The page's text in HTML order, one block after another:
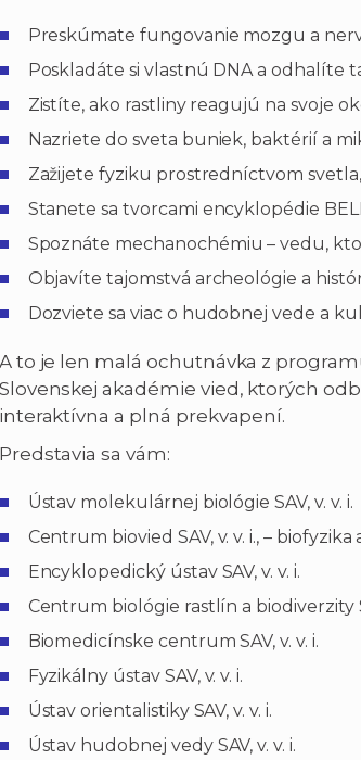
Preskúmate fungovanie mozgu a
Poskladáte si vlastnú DNA a odhalíte
Zistíte, ako rastliny reagujú na svoje
Nazriete do sveta buniek, baktérií a
Zažijete fyziku prostredníctvom
Stanete sa tvorcami encyklopédie
Spoznáte mechanochémiu – vedu,
Objavíte tajomstvá archeológie a
Dozviete sa viac o hudobnej vede a
A to je len malá ochutnávka z
Slovenskej akadémie vied, ktorých
interaktívna a plná prekvapení.
Predstavia sa vám:
Ústav molekulárnej biológie SAV, v. v. i.
Centrum biovied SAV, v. v. i., –
Encyklopedický ústav SAV, v. v. i.
Centrum biológie rastlín a biodiverzity
Biomedicínske centrum SAV, v. v. i.
Fyzikálny ústav SAV, v. v. i.
Ústav orientalistiky SAV, v. v. i.
Ústav hudobnej vedy SAV, v. v. i.